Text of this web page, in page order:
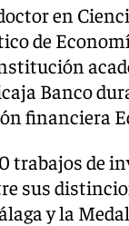
en
de
Banco
financiera
trabajos de
sus
y la